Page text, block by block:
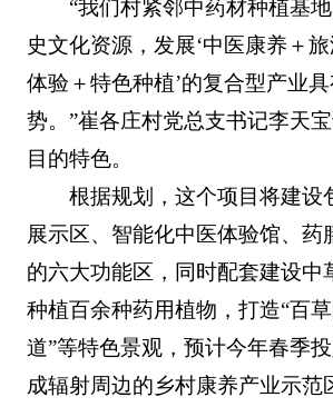
“我们村紧邻中药材种植基
史文化资源，发展‘中医康养＋
体验＋特色种植’的复合型产业
势。”崔各庄村党总支书记李天
目的特色。
根据规划，这个项目将建设
展示区、智能化中医体验馆、药
的六大功能区，同时配套建设中
种植百余种药用植物，打造“百
道”等特色景观，预计今年春季
成辐射周边的乡村康养产业示范